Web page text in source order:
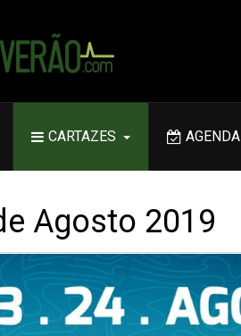
CARTAZES AGENDA
Agosto 2019